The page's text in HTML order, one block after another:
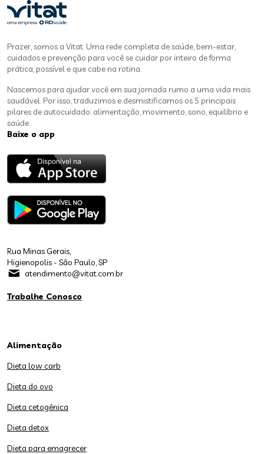
Prazer, somos a Vitat. Uma rede completa de saúde, bem-estar,
cuidados e prevenção para você se cuidar por inteiro de forma
prática, possível e que cabe na rotina.
Nascemos para ajudar você em sua jornada rumo a uma vida mais
saudável. Por isso, traduzimos e desmistificamos os 5 principais
pilares de autocuidado: alimentação, movimento, sono, equilíbrio e
saúde.
Baixe o app
Rua Minas Gerais,
Higienopolis - São Paulo, SP
atendimento@vitat.com.br
Trabalhe Conosco
Alimentação
Dieta low carb
Dieta do ovo
Dieta cetogênica
Dieta detox
Dieta para emagrecer